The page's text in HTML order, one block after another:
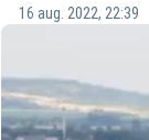
16 aug. 2022, 22:39